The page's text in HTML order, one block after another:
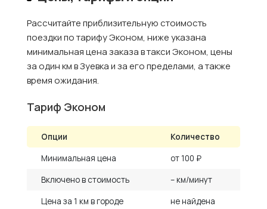
Рассчитайте приблизительную стоимость
поездки по тарифу Эконом, ниже указана
минимальная цена заказа в такси Эконом, цены
за один км в Зуевка и за его пределами, а также
время ожидания.
Тариф Эконом
Опции
Количество
Минимальная цена
от 100 ₽
Включено в стоимость
– км/минут
Цена за 1 км в городе
не найдена